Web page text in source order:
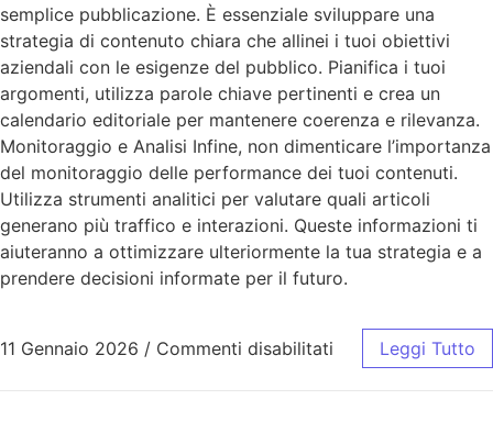
semplice pubblicazione. È essenziale sviluppare una
strategia di contenuto chiara che allinei i tuoi obiettivi
aziendali con le esigenze del pubblico. Pianifica i tuoi
argomenti, utilizza parole chiave pertinenti e crea un
calendario editoriale per mantenere coerenza e rilevanza.
Monitoraggio e Analisi Infine, non dimenticare l’importanza
del monitoraggio delle performance dei tuoi contenuti.
Utilizza strumenti analitici per valutare quali articoli
generano più traffico e interazioni. Queste informazioni ti
aiuteranno a ottimizzare ulteriormente la tua strategia e a
prendere decisioni informate per il futuro.
11 Gennaio 2026 / Commenti disabilitati Leggi Tutto